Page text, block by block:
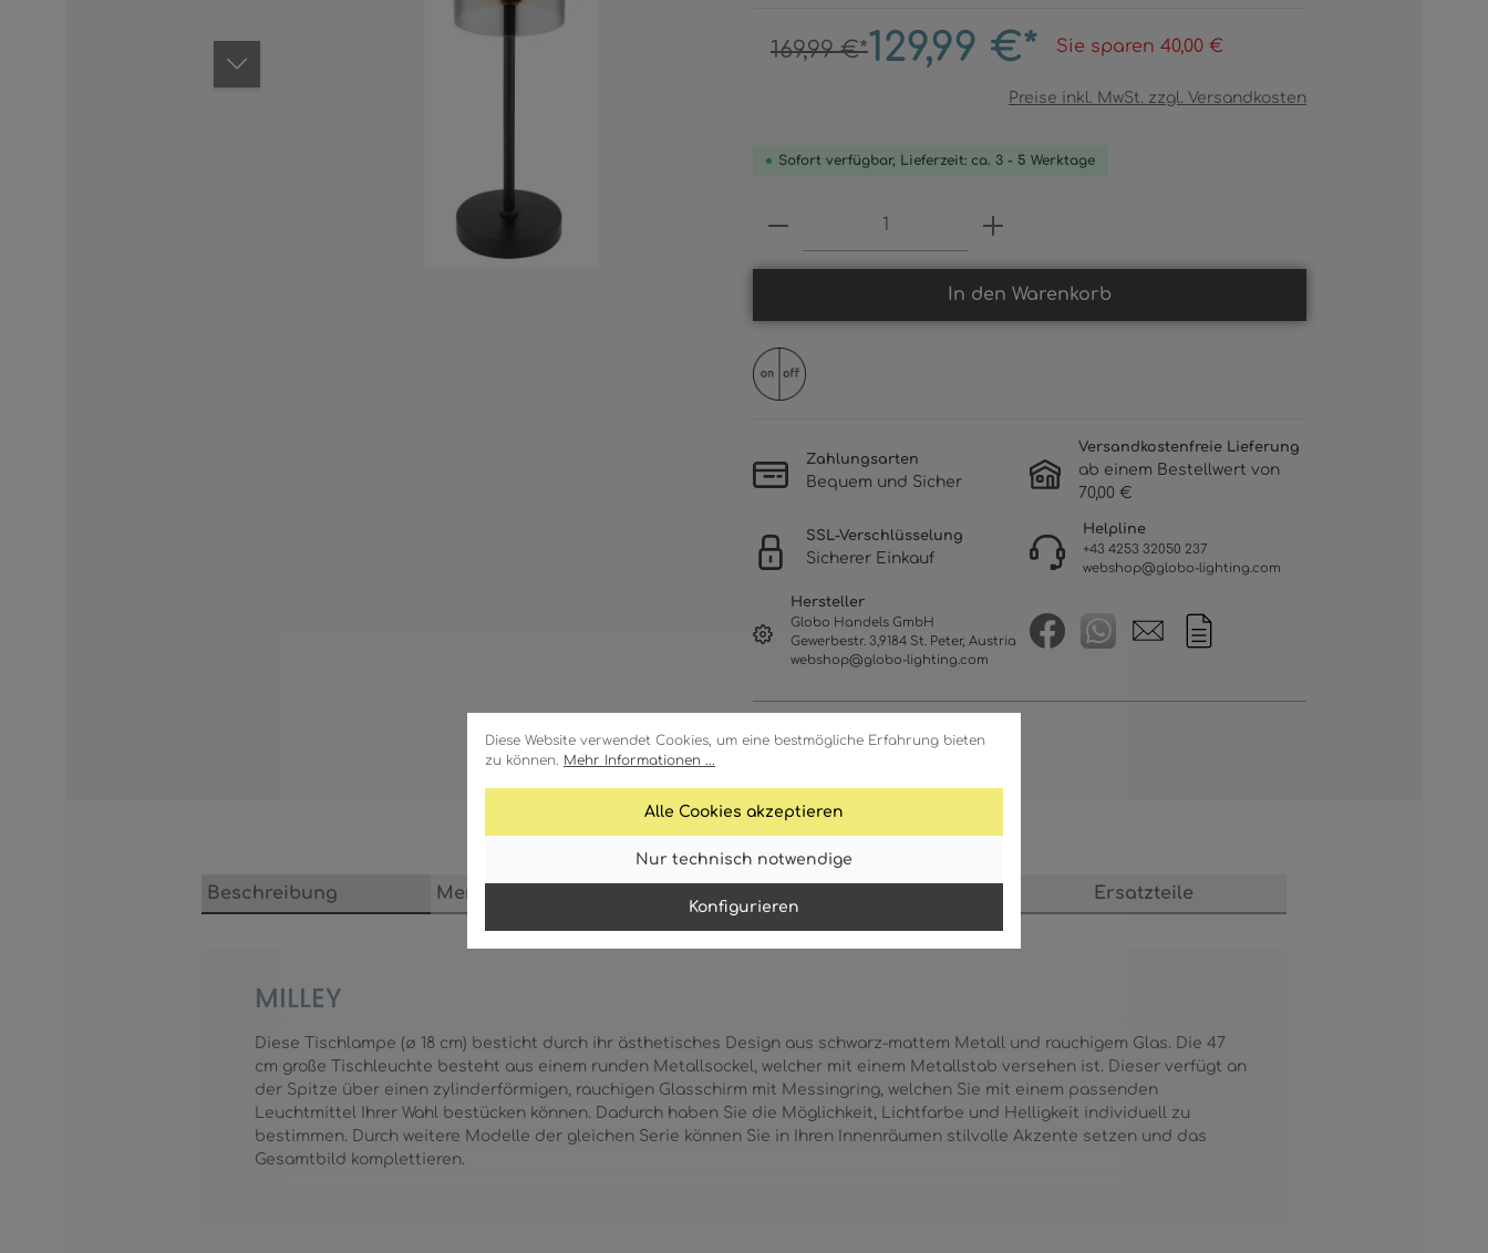
Diese Website verwendet Cookies, um eine bestmögliche Erfahrung bieten
zu können. Mehr Informationen ...
Alle Cookies akzeptieren
Nur technisch notwendige
Konfigurieren
169,99 €*129,99 €* Sie sparen 40,00 €
Preise inkl. MwSt. zzgl. Versandkosten
Sofort verfügbar, Lieferzeit: ca. 3 - 5 Werktage
Produkt Anzahl: Gib den gewünschten Wert ein
In den Warenkorb
Zahlungsarten
Bequem und Sicher
Versandkostenfreie Lieferung
ab einem Bestellwert von
70,00 €
SSL-Verschlüsselung
Sicherer Einkauf
Helpline
+43 4253 32050 237
webshop@globo-lighting.com
Hersteller
Globo Handels GmbH
Gewerbestr. 3,9184 St. Peter, Austria
webshop@globo-lighting.com
Beschreibung Merkmale Ersatzteile
MILLEY
Diese Tischlampe (ø 18 cm) besticht durch ihr ästhetisches Design aus schwarz-mattem Metall und rauchigem Glas. Die 47
cm große Tischleuchte besteht aus einem runden Metallsockel, welcher mit einem Metallstab versehen ist. Dieser verfügt an
der Spitze über einen zylinderförmigen, rauchigen Glasschirm mit Messingring, welchen Sie mit einem passenden
Leuchtmittel Ihrer Wahl bestücken können. Dadurch haben Sie die Möglichkeit, Lichtfarbe und Helligkeit individuell zu
bestimmen. Durch weitere Modelle der gleichen Serie können Sie in Ihren Innenräumen stilvolle Akzente setzen und das
Gesamtbild komplettieren.